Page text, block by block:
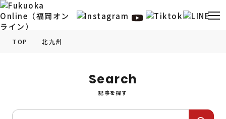
観光・お出かけ
TOP 北九州
Search
記事を探す